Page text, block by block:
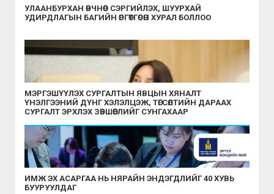
УЛААНБУРХАН ӨВЧНӨӨС СЭРГИЙЛЭХ, ШУУРХАЙ
УДИРДЛАГЫН БАГИЙН ӨРГӨТГӨСӨН ХУРАЛ БОЛЛОО
МЭРГЭШҮҮЛЭХ СУРГАЛТЫН ЯВЦЫН ХЯНАЛТ
ҮНЭЛГЭЭНИЙ ДҮНГ ХЭЛЭЛЦЭЖ, ТӨГСӨЛТИЙН ДАРААХ
СУРГАЛТ ЭРХЛЭХ ЗӨВШӨӨРЛИЙГ СУНГАХААР
ИМЖ ЭХ АСАРГАА НЬ НЯРАЙН ЭНДЭГДЛИЙГ 40 ХУВЬ
БУУРУУЛДАГ